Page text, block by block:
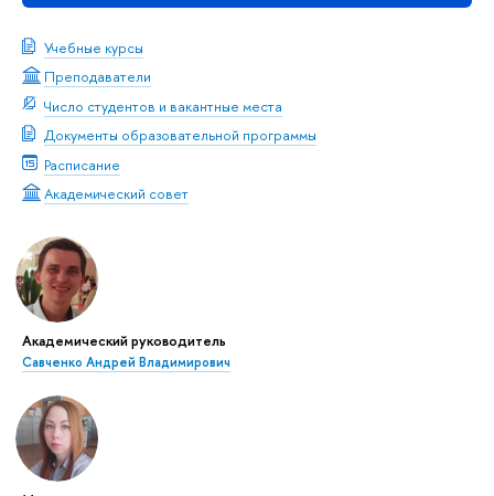
Учебные курсы
Преподаватели
Число студентов и вакантные места
Документы образовательной программы
Расписание
Академический совет
Академический руководитель
Савченко Андрей Владимирович